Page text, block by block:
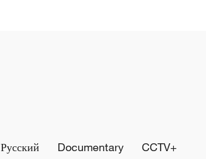
Русский Documentary CCTV+